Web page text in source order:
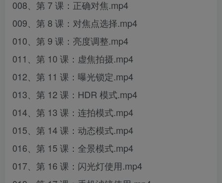
008、第 7 课：正确对焦.mp4
009、第 8 课：对焦点选择.mp4
010、第 9 课：亮度调整.mp4
011、第 10 课：虚焦拍摄.mp4
012、第 11 课：曝光锁定.mp4
013、第 12 课：HDR 模式.mp4
014、第 13 课：连拍模式.mp4
015、第 14 课：动态模式.mp4
016、第 15 课：全景模式.mp4
017、第 16 课：闪光灯使用.mp4